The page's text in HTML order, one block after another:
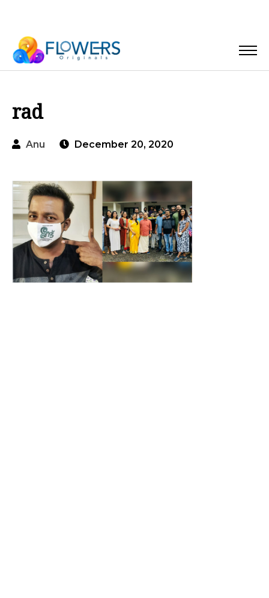
rad
Anu December 20, 2020